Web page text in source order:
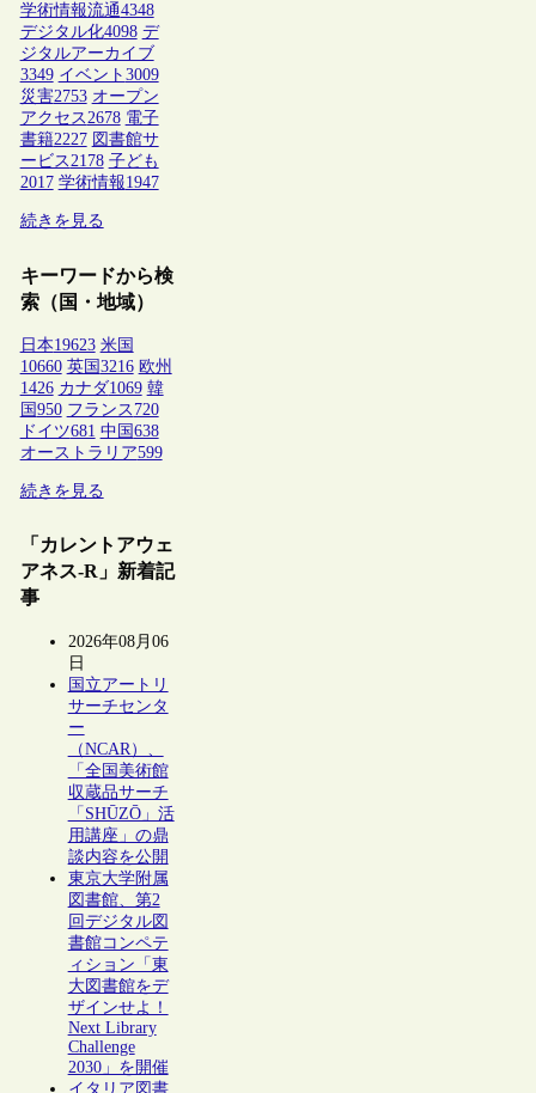
学術情報流通4348
デジタル化4098 デ
ジタルアーカイブ
3349 イベント 3009
災害2753 オープン
アクセス2678 電子
書籍2227 図書館サ
ービス2178 子ども
2017 学術情報1947
続きを見る
キーワードから検
索（国・地域）
日本19623 米国
10660 英国 3216 欧州
1426 カナダ1069 韓
国 950 フランス 720
ドイツ681 中国 638
オーストラリア599
続きを見る
「カレントアウェ
アネス-R」新着記
事
2026年08月06
日
国立アートリ
サーチセンタ
ー
（NCAR）、
「全国美術館
収蔵品サーチ
「SHŪZŌ」活
用講座」の鼎
談内容を公開
東京大学附属
図書館、第2
回デジタル図
書館コンペテ
ィション「東
大図書館をデ
ザインせよ！
Next Library
Challenge
2030」を開催
イタリア図書